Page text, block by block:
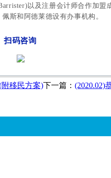
以及注册会计师合作加盟
佩斯和阿德莱德设有办事机构。
扫码咨询
移民方案)下一篇： (2020.02)